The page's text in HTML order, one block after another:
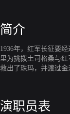
简介
1936年，红军长征要
里为挑拨土司格桑与
救出了珠玛，并渡过
到红军驻地，说明了
演职员表